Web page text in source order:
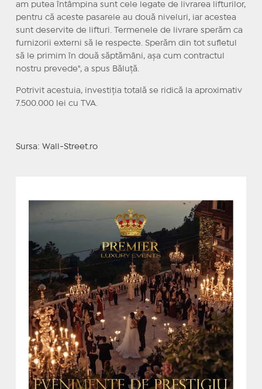
am putea întâmpina sunt cele legate de livrarea lifturilor,
pentru că aceste pasarele au două niveluri, iar acestea
sunt deservite de lifturi. Termenele de livrare sperăm ca
furnizorii externi să le respecte. Sperăm din tot sufletul
să le primim în două săptămâni, aşa cum contractul
nostru prevede", a spus Băluţă.
Potrivit acestuia, investiţia totală se ridică la aproximativ
7.500.000 lei cu TVA.
Sursa: Wall-Street.ro